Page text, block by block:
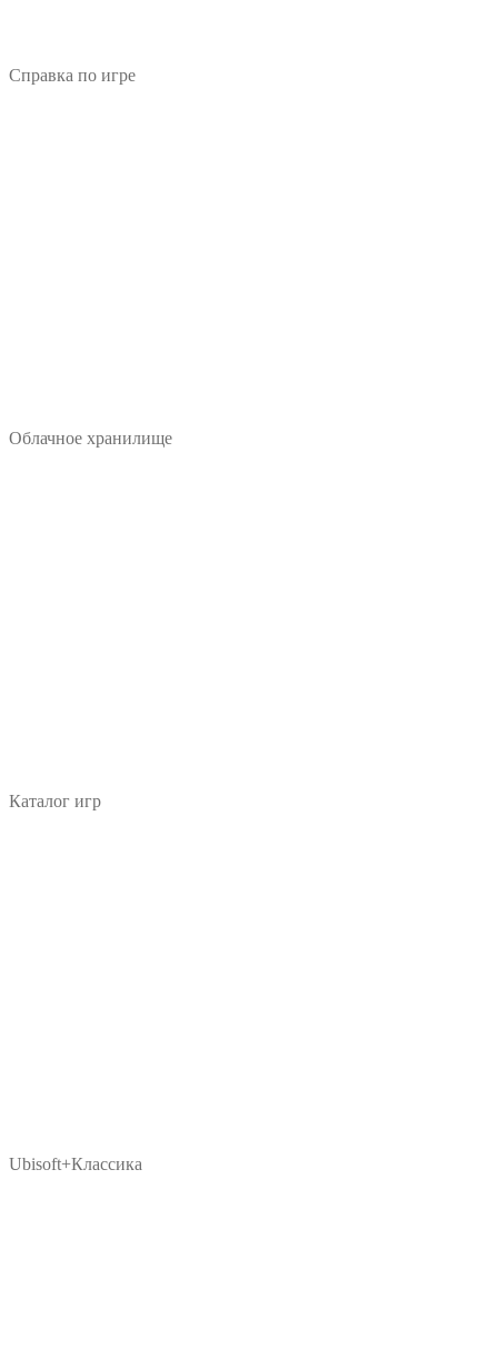
Справка по игре
Облачное хранилище
Каталог игр
Ubisoft+Классика